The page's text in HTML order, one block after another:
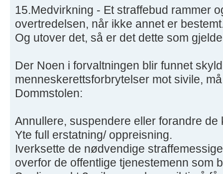
15.Medvirkning - Et straffebud rammer
overtredelsen, når ikke annet er
Og utover det, så er det dette som
Der Noen i forvaltningen blir funnet
menneskerettsforbrytelser mot sivile,
Dommstolen:
Annullere, suspendere eller forandre
Yte full erstatning/ oppreisning.
Iverksette de nødvendige
overfor de offentlige tjenestemenn som